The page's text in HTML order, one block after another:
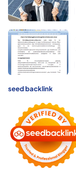
seed backlink